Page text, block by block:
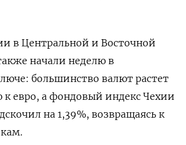
в Центральной и Восточной
начали неделю в
большинство валют растет
евро, а фондовый индекс Чехии
на 1,39%, возвращаясь к